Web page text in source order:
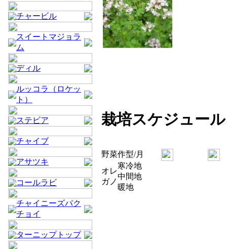
チャービル
スイートマジョラ
ム
ディル
ルッコラ（ロケッ
ト）
ステビア
チャイブ
アサツキ
コールラビ
チャイニーズパク
チョイ
ターニップトップ
栽培スケジュール
野菜作型/月
オレ
ガノ
寒冷地
中間地
暖地